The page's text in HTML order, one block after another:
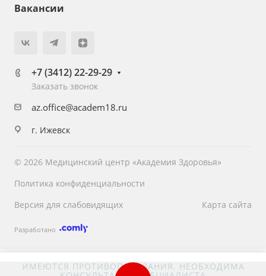
Вакансии
+7 (3412) 22-29-29
Заказать звонок
az.office@academ18.ru
г. Ижевск
© 2026 Медицинский центр «Академия Здоровья»
Политика конфиденциальности
Версия для слабовидящих
Карта сайта
Разработано
ИМЕЮТСЯ ПРОТИВОПОКАЗАНИЯ. НЕОБХОДИМА